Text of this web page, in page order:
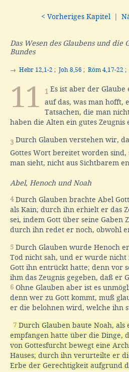
< Vorheriges Kapitel
Das Wesen des Glaubens und die
Bundes
→ Hebr 12,1-2 ; Joh 8,56 ; Röm 4,17-22 ;
11 1 Es ist aber der Glaube
auf das, was man hofft,
Tatsachen, die man
haben die Alten ein gutes Zeugnis
3 Durch Glauben verstehen wir,
Gottes Wort bereitet worden sind,
man sieht, nicht aus Sichtbarem
Abel, Henoch und Noah
4Durch Glauben brachte Abel
als Kain; durch ihn erhielt er das
sei, indem Gott über seine Gaben
durch ihn redet er noch, obwohl
5 Durch Glauben wurde Henoch
Tod nicht sah, und er wurde nicht
Gott ihn entrückt hatte; denn vor
ihm das Zeugnis gegeben, daß er
6 Ohne Glauben aber ist es
denn wer zu Gott kommt, muß
er die belohnen wird, welche ihn
7 Durch Glauben baute Noah,
empfangen hatte über die Dinge,
von Gottesfurcht bewegt eine
Hauses; durch ihn verurteilte er
Erbe der Gerechtigkeit aufgrund